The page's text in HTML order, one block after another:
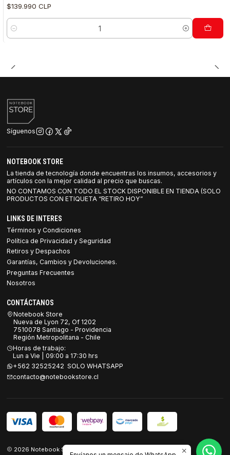
$139.990 CLP
Cantidad
Síguenos
NOTEBOOK STORE
La tienda de tecnología donde encuentras los insumos, accesorios y
artículos con la mejor calidad al precio que buscas.
NO CONTAMOS CON TODO EL STOCK DISPONIBLE EN TIENDA (SOLO
PRODUCTOS CON ETIQUETA “RETIRO HOY”
LINKS DE INTERES
Términos y Condiciones
Política de Privacidad y Seguridad
Retiros y Despachos
Garantías, Cambios y Devoluciones.
Preguntas Frecuentes
Nosotros
CONTÁCTANOS
Notebook Store
Nueva de Lyon 72, Of 1202
7510078 Santiago - Providencia
Región Metropolitana - Chile
Horas de trabajo:
Lun a Vie | 09:00 a 17:30 hrs
+562 32525242 SOLO WHATSAPP
contacto@notebookstore.cl
2026 Notebook Store.